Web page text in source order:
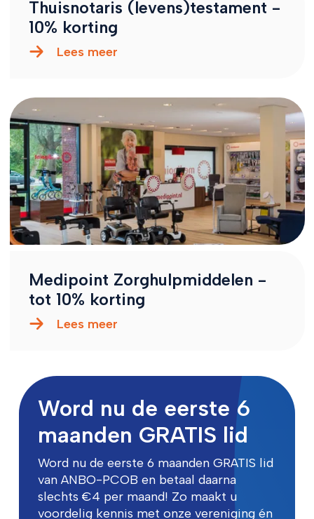
Thuisnotaris (levens)testament -
10% korting
Lees meer
Medipoint Zorghulpmiddelen -
tot 10% korting
Lees meer
Word nu de eerste 6
maanden GRATIS lid
Word nu de eerste 6 maanden GRATIS lid
van ANBO-PCOB en betaal daarna
slechts €4 per maand! Zo maakt u
voordelig kennis met onze vereniging én